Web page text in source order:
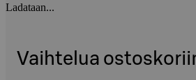
Ladataan...
Vaihtelua